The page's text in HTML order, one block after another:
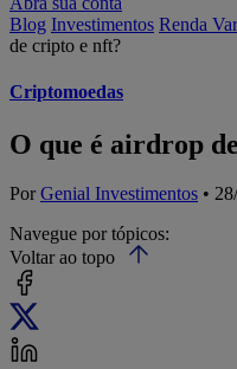
Blog Investimentos Renda
de cripto e nft?
Criptomoedas
O que é airdrop
PorGenial Investimentos •
Navegue por tópicos:
Voltar ao topo